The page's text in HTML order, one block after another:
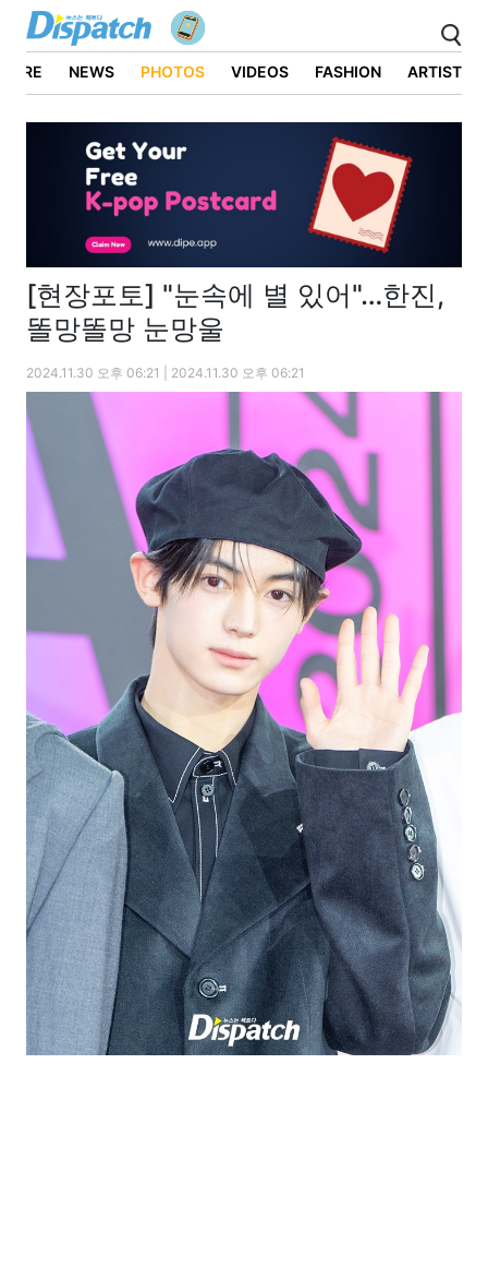
NEWS PHOTOS VIDEOS FASHION ARTIST
[현장포토] "눈속에 별 있어"…한진,
똘망똘망 눈망울
2024.11.30 오후 06:21 | 2024.11.30 오후 06:21